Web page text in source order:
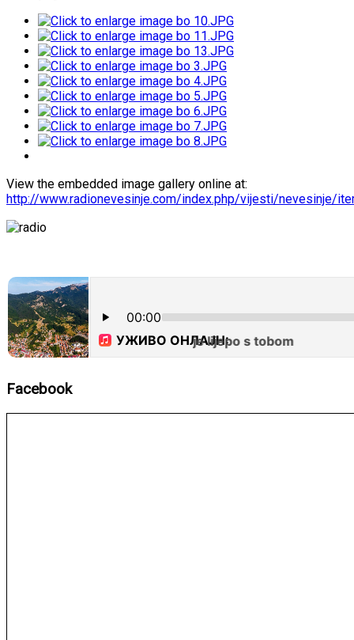
View the embedded image gallery online at:
http://www.radionevesinje.com/index.php/vijesti/nevesinje/
Facebook